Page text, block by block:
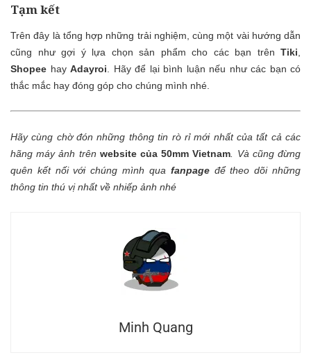
Tạm kết
Trên đây là tổng hợp những trải nghiệm, cùng một vài hướng dẫn
cũng như gợi ý lựa chọn sản phẩm cho các bạn trên Tiki,
Shopee hay Adayroi. Hãy để lại bình luận nếu như các bạn có
thắc mắc hay đóng góp cho chúng mình nhé.
Hãy cùng chờ đón những thông tin rò rỉ mới nhất của tất cả các
hãng máy ảnh trên website của 50mm Vietnam. Và cũng đừng
quên kết nối với chúng mình qua fanpageđể theo dõi những
thông tin thú vị nhất về nhiếp ảnh nhé
Minh Quang